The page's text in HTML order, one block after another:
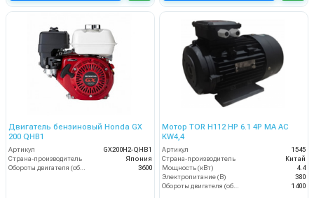
Двигатель бензиновый Honda GX
200 QHB1
Артикул
GX200H2-QHB1
Страна-производитель
Япония
3600
Мотор TOR H112 HP 6.1 4P MA AC
KW4,4
Артикул
1545
Страна-производитель
Китай
Мощность (кВт)
4.4
Электропитание (В)
380
1400